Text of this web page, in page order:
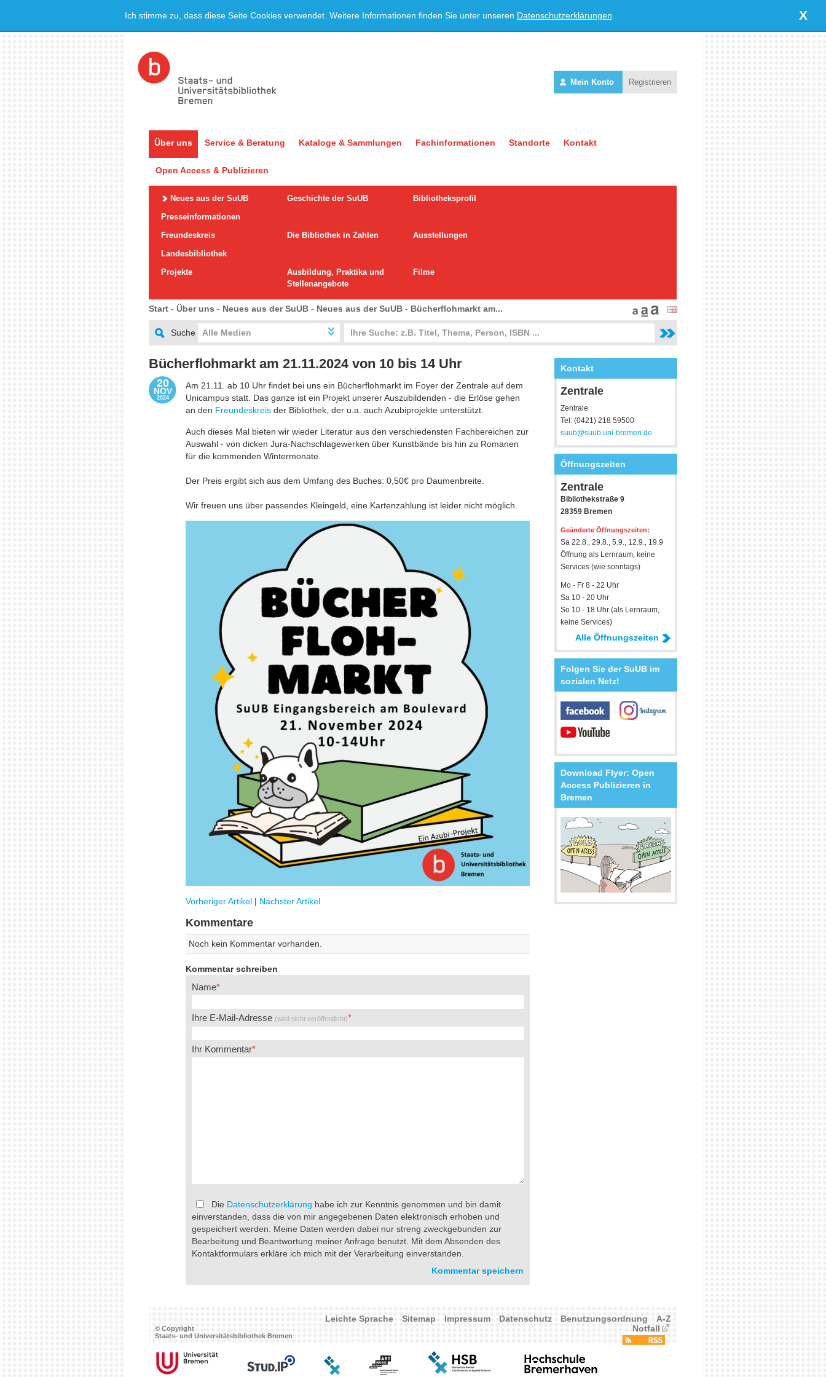
Ich stimme zu, dass diese Seite Cookies verwendet. Weitere Informationen finden Sie unter unseren Datenschutzerklärungen X
Mein Konto Registrieren
Über uns Service & Beratung Kataloge & Sammlungen Fachinformationen Standorte Kontakt
Open Access & Publizieren
Neues aus der SuUB Geschichte der SuUB
Bibliotheksprofil
Presseinformationen
Freundeskreis
Die Bibliothek in Zahlen
Ausstellungen
Landesbibliothek
Projekte
Ausbildung, Praktika und
Stellenangebote
Filme
Start - Über uns - Neues aus der SuUB - Neues aus der SuUB - Bücherflohmarkt am...
Suche Alle Medien
Bücherflohmarkt am 21.11.2024 von 10 bis 14 Uhr
20
NOV
2024
Am 21.11. ab 10 Uhr findet bei uns ein Bücherflohmarkt im Foyer der Zentrale auf dem
Unicampus statt. Das ganze ist ein Projekt unserer Auszubildenden - die Erlöse gehen
an den Freundeskreis der Bibliothek, der u.a. auch Azubiprojekte unterstützt.
Auch dieses Mal bieten wir wieder Literatur aus den verschiedensten Fachbereichen zur
Auswahl - von dicken Jura-Nachschlagewerken über Kunstbände bis hin zu Romanen
für die kommenden Wintermonate.
Der Preis ergibt sich aus dem Umfang des Buches: 0,50€ pro Daumenbreite.
Wir freuen uns über passendes Kleingeld, eine Kartenzahlung ist leider nicht möglich.
Vorheriger Artikel | Nächster Artikel
Kommentare
Noch kein Kommentar vorhanden.
Kommentar schreiben
Name
Ihre E-Mail-Adresse (wird nicht veröffentlicht)
Ihr Kommentar
Die Datenschutzerklärung habe ich zur Kenntnis genommen und bin damit
einverstanden, dass die von mir angegebenen Daten elektronisch erhoben und
gespeichert werden. Meine Daten werden dabei nur streng zweckgebunden zur
Bearbeitung und Beantwortung meiner Anfrage benutzt. Mit dem Absenden des
Kontaktformulars erkläre ich mich mit der Verarbeitung einverstanden.
Kontakt
Zentrale
Zentrale
Tel: (0421) 218 59500
suub@suub.uni-bremen.de
Öffnungszeiten
Zentrale
Bibliothekstraße 9
28359 Bremen
Geänderte Öffnungszeiten:
Sa 22.8., 29.8., 5.9., 12.9., 19.9
Öffnung als Lernraum, keine
Services (wie sonntags)
Mo - Fr 8 - 22 Uhr
Sa 10 - 20 Uhr
So 10 - 18 Uhr (als Lernraum,
keine Services)
Alle Öffnungszeiten
Folgen Sie der SuUB im
sozialen Netz!
Download Flyer: Open
Access Publizieren in
Bremen
© Copyright
Staats- und Universitätsbibliothek Bremen
Leichte Sprache Sitemap Impressum Datenschutz Benutzungsordnung
A-Z
Notfall